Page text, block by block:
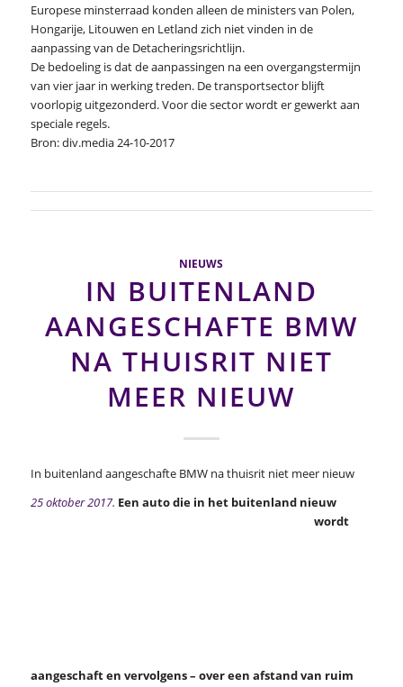
Europese minsterraad konden alleen de ministers van Polen,
Hongarije, Litouwen en Letland zich niet vinden in de
aanpassing van de Detacheringsrichtlijn.
De bedoeling is dat de aanpassingen na een overgangstermijn
van vier jaar in werking treden. De transportsector blijft
voorlopig uitgezonderd. Voor die sector wordt er gewerkt aan
speciale regels.
Bron: div.media 24-10-2017
NIEUWS
IN BUITENLAND
AANGESCHAFTE BMW
NA THUISRIT NIET
MEER NIEUW
In buitenland aangeschafte BMW na thuisrit niet meer nieuw
25 oktober 2017. Een auto die in het buitenland nieuw
wordt
aangeschaft en vervolgens – over een afstand van ruim